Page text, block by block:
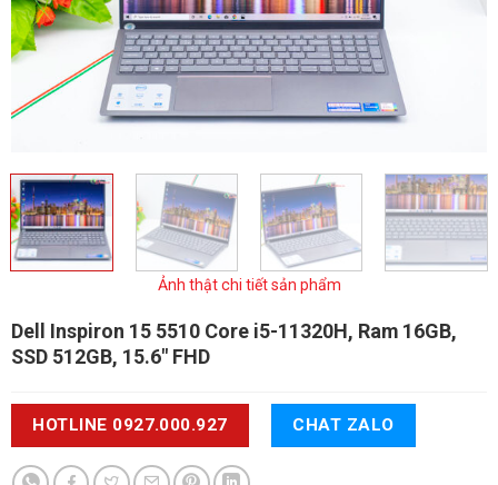
Ảnh thật chi tiết sản phẩm
Dell Inspiron 15 5510 Core i5-11320H, Ram 16GB,
SSD 512GB, 15.6" FHD
HOTLINE 0927.000.927 CHAT ZALO